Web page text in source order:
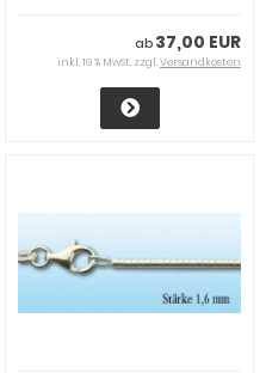
ab 37,00 EUR
inkl. 19 % MwSt. zzgl.Versandkosten